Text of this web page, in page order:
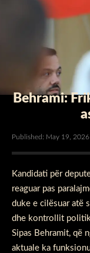
Behrami:
Published: May 19, 2026
Kandidati për
reaguar pas
duke e cilësuar atë
dhe kontrollit
Sipas Behramit, që
aktuale ka